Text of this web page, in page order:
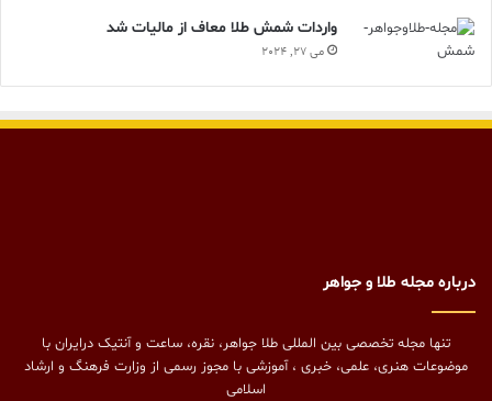
واردات شمش طلا معاف از مالیات شد
می 27, 2024
درباره مجله طلا و جواهر
تنها مجله تخصصی بین المللی طلا جواهر، نقره، ساعت و آنتیک درایران با
موضوعات هنری، علمی، خبری ، آموزشی با مجوز رسمی از وزارت فرهنگ و ارشاد
اسلامی